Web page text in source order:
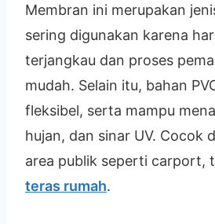
Membran ini merupakan
sering digunakan karena
terjangkau dan proses
mudah. Selain itu, bahan
fleksibel, serta mampu
hujan, dan sinar UV. Cocok
area publik seperti carport,
teras rumah.